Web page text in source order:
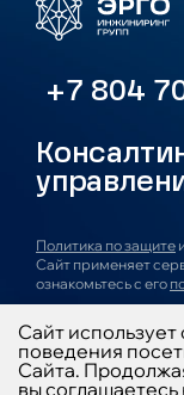
+7 804
Политика по защите
Сайт применяет
ознакомьтесь с его
О компании
Карьера
Сайт
поведения
Сайта.
вы